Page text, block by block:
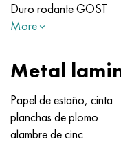
Duro rodante GOST
More
Metal
Papel de estaño, cinta
planchas de plomo
alambre de cinc